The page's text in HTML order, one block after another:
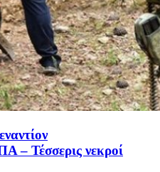
– Τέσσερις νεκροί